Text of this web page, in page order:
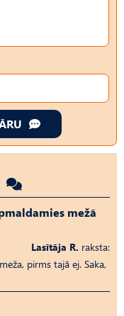
mežā
Lasītāja R. raksta:
pirms tajā ej. Saka,